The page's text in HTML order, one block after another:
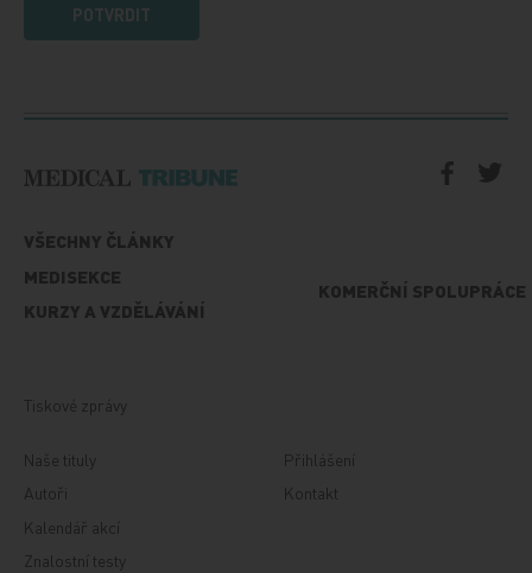
POTVRDIT
VŠECHNY ČLÁNKY
MEDISEKCE
KURZY A VZDĚLÁVÁNÍ
KOMERČNÍ SPOLUPRÁCE
Tiskové zprávy
Naše tituly
Autoři
Kalendář akcí
Znalostní testy
Přihlášení
Kontakt